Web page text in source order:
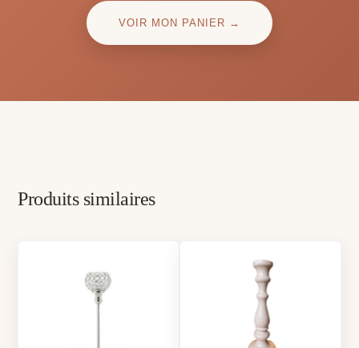
VOIR MON PANIER →
Produits similaires